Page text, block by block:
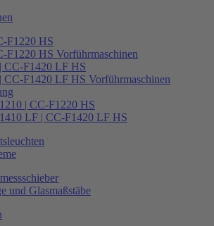
F1220 HS
F1220 HS Vorführmaschinen
CC-F1420 LF HS
F1420 LF HS Vorführmaschinen
| CC-F1220 HS
LF | CC-F1420 LF HS
und Glasmaßstäbe